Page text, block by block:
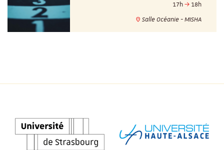
17h
18h
Salle Océanie - MISHA